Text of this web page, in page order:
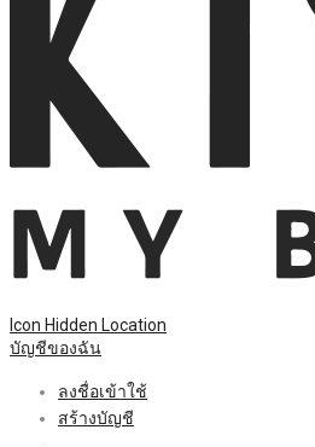
Icon Hidden Location
บัญชีของฉัน
ลงชื่อเข้าใช้
สร้างบัญชี